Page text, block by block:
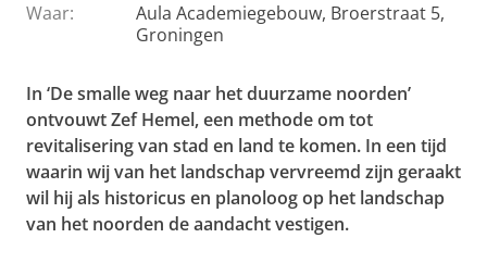
Waar:
Aula Academiegebouw, Broerstraat 5,
Groningen
In ‘De smalle weg naar het duurzame noorden’
ontvouwt Zef Hemel, een methode om tot
revitalisering van stad en land te komen. In een tijd
waarin wij van het landschap vervreemd zijn geraakt
wil hij als historicus en planoloog op het landschap
van het noorden de aandacht vestigen.